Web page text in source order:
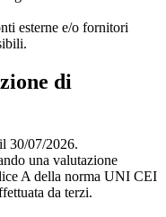
esterne e/o fornitori
di
30/07/2026.
una valutazione
A della norma UNI CEI
da terzi.